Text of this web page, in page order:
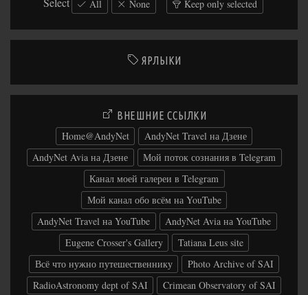
All None Keep only selected
ЯРЛЫКИ
ВНЕШНИЕ ССЫЛКИ
Home@AndyNet
AndyNet Travel на Дзене
AndyNet Avia на Дзене
Мой поток сознания в Telegram
Канал моей галереи в Telegram
Мой канал обо всём на YouTube
AndyNet Travel на YouTube
AndyNet Avia на YouTube
Eugene Crosser's Gallery
Tatiana Leus site
Всё что нужно путешественнику
Photo Archive of SAI
RadioAstronomy dept of SAI
Crimean Observatory of SAI